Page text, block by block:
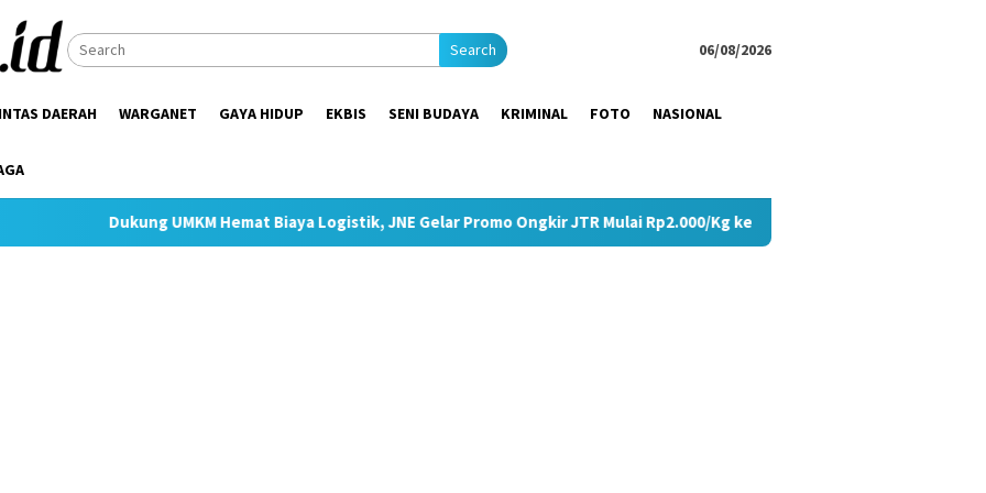
Search 06/08/2026
DAERAH WARGANET GAYA HIDUP EKBIS SENI BUDAYA KRIMINAL FOTO NASIONAL
UMKM Hemat Biaya Logistik, JNE Gelar Promo Ongkir JTR Mulai Rp2.000/Kg ke Seluruh Pulau Jawa